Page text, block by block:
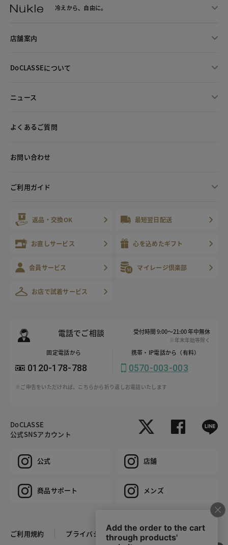
冷えから、 自由に。
店舗案内
DoCLASSEについて
ニュース
よくあるご質問
お問い合わせ
ご利用ガイド
返品・交換OK 最短翌日配送
お直しサービス 心を込めたギフト
会員サービス マイレージ倶楽部
お店で試着サービス
電話でご相談 受付時間 9:00～21:00 年中無休
※年末年始等除く
固定電話から
0120-178-788
携帯・IP電話から（有料）
0570-003-003
※ご申告をいただければ、こちらから折り返しお電話いたします
DoCLASSE
公式SNSアカウント
公式 店舗
商品サポート メンズ
ご利用規約 プライバシーポリシー